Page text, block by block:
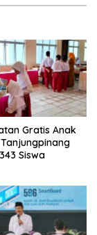
Gratis Anak
Siswa